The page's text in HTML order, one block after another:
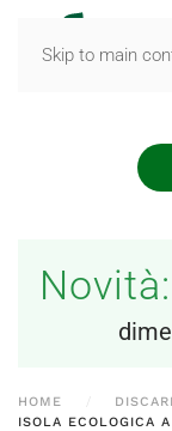
Skip to main
Novità:
HOME
ISOLA ECOLOGICA